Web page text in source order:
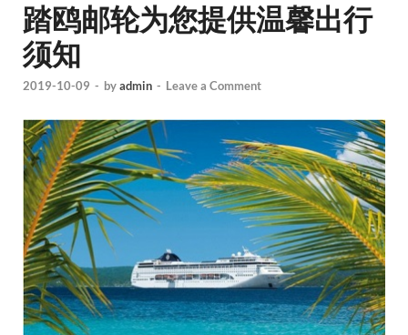
踏鸥邮轮为您提供温馨出行
须知
2019-10-09 - byadmin - Leave a Comment